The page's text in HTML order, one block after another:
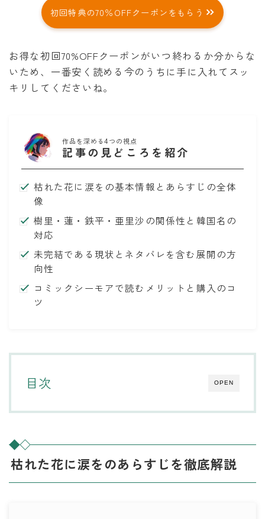
初回特典の70％OFFクーポンをもらう
お得な初回70%OFFクーポンがいつ終わるか分からな
いため、一番安く読める今のうちに手に入れてスッ
キリしてくださいね。
作品を深める4つの視点
記事の見どころを紹介
枯れた花に涙をの基本情報とあらすじの全体
像
樹里・蓮・鉄平・亜里沙の関係性と韓国名の
対応
未完結である現状とネタバレを含む展開の方
向性
コミックシーモアで読むメリットと購入のコ
ツ
OPEN
目次
枯れた花に涙をのあらすじを徹底解説